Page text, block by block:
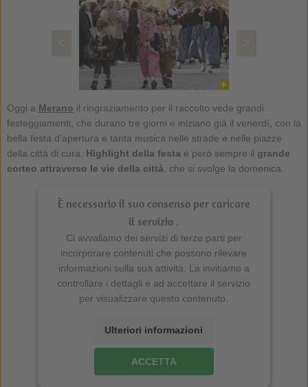
Oggi a Merano il ringraziamento per il raccolto vede grandi
festeggiamenti, che durano tre giorni e iniziano già il venerdì, con la
bella festa d'apertura e tanta musica nelle strade e nelle piazze
della città di cura. Highlight della festa è però sempre il grande
corteo attraverso le vie della città , che si svolge la domenica.
È necessario il suo consenso per caricare
il servizio .
Ci avvaliamo dei servizi di terze parti per
incorporare contenuti che possono rilevare
informazioni sulla sua attività. La invitiamo a
controllare i dettagli e ad accettare il servizio
per visualizzare questo contenuto.
Ulteriori informazioni
ACCETTA